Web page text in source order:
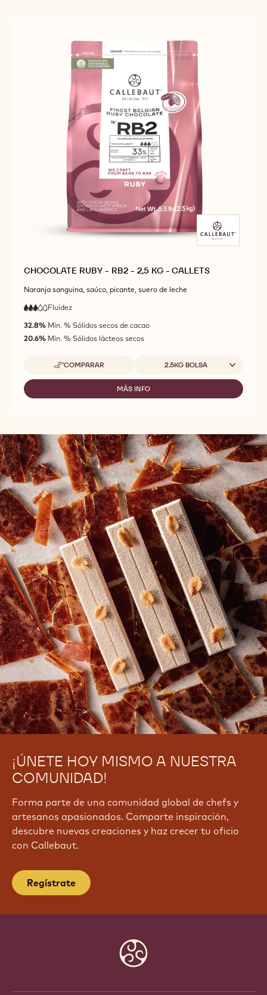
CHOCOLATE RUBY - RB2 - 2,5 KG - CALLETS
Naranja sanguina, saúco, picante, suero de leche
3
out
of
Fluidez
media
32.8% Mín. % Sólidos secos de cacao
20.6% Mín. % Sólidos lácteos secos
COMPARAR
-
CHOCOLATE
-
KG
-
CALLETS
Tamaños disponibles
2.5KG BOLSA
MÁS INFO
-
-
2,5
KG
-
CALLETS
¡ÚNETE HOY MISMO A NUESTRA
COMUNIDAD!
Forma parte de una comunidad global de chefs y
artesanos apasionados. Comparte inspiración,
descubre nuevas creaciones y haz crecer tu oficio
con Callebaut.
Regístrate